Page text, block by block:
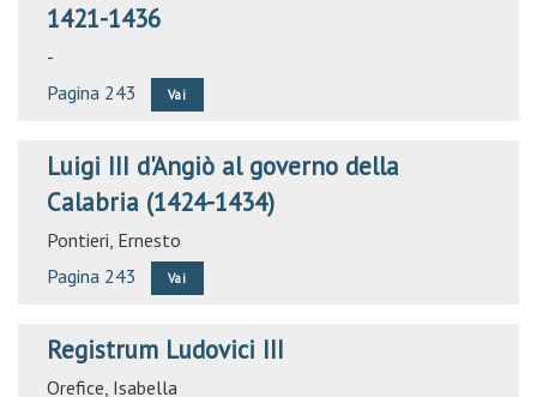
1421-1436
-
Pagina 243
Vai
Luigi III d'Angiò al governo della
Calabria (1424-1434)
Pontieri, Ernesto
Pagina 243
Vai
Registrum Ludovici III
Orefice, Isabella